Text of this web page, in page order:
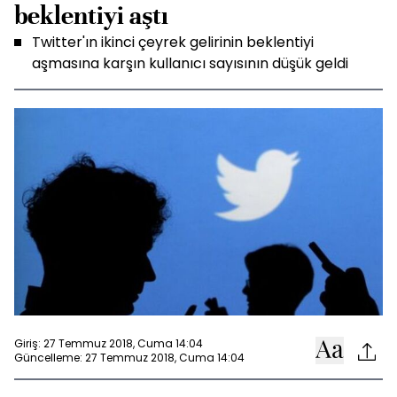
beklentiyi aştı
Twitter'ın ikinci çeyrek gelirinin beklentiyi
aşmasına karşın kullanıcı sayısının düşük geldi
Giriş: 27 Temmuz 2018, Cuma 14:04
Güncelleme: 27 Temmuz 2018, Cuma 14:04